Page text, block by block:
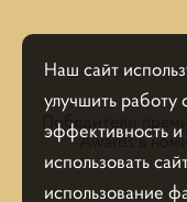
Победители
Awards в
Наш сайт
улучшить работу
эффективность
использовать
использование